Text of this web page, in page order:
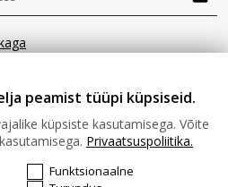
peamist tüüpi küpsiseid.
küpsiste kasutamisega. Võite
Privaatsuspoliitika.
Funktsionaalne